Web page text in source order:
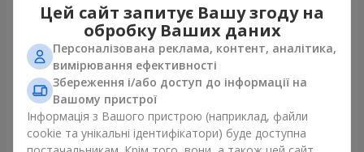
Композиція "Сільвія"
3 999 грн
Букет "Katarina"
3 749 грн
Цей сайт запитує Вашу згоду на
обробку Ваших даних
Персоналізована реклама, контент, аналітика,
вимірювання ефективності
Збереження і/або доступ до інформації на
Вашому пристрої
Інформація з Вашого пристрою (наприклад, файли
cookie та унікальні ідентифікатори) буде доступна